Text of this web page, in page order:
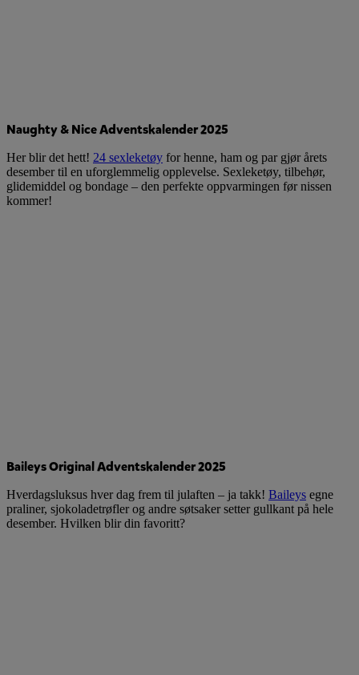
Naughty & Nice Adventskalender 2025
Her blir det hett! 24 sexleketøy for henne, ham og par gjør årets
desember til en uforglemmelig opplevelse. Sexleketøy, tilbehør,
glidemiddel og bondage – den perfekte oppvarmingen før nissen
kommer!
Baileys Original Adventskalender 2025
Hverdagsluksus hver dag frem til julaften – ja takk! Baileys egne
praliner, sjokoladetrøfler og andre søtsaker setter gullkant på hele
desember. Hvilken blir din favoritt?